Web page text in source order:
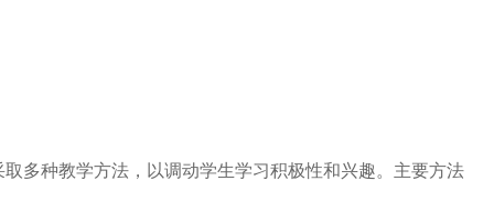
多种教学方法，以调动学生学习积极性和兴趣。主要方法